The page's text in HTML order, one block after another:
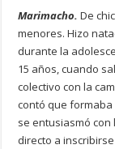
Marimacho. De
menores. Hizo
durante la
15 años, cuando
colectivo con la
contó que
se entusiasmó
directo a